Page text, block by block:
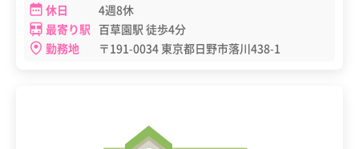
休日
4週8休
最寄り駅 百草園駅 徒歩4分
勤務地
〒191-0034 東京都日野市落川438-1